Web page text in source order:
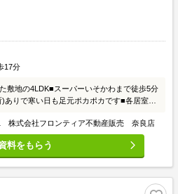
17分
敷地の4LDK■スーパーいそかわまで徒歩5分
りで寒い日も足元ポカポカです■各居室収
株式会社フロンティア不動産販売 奈良店
料をもらう